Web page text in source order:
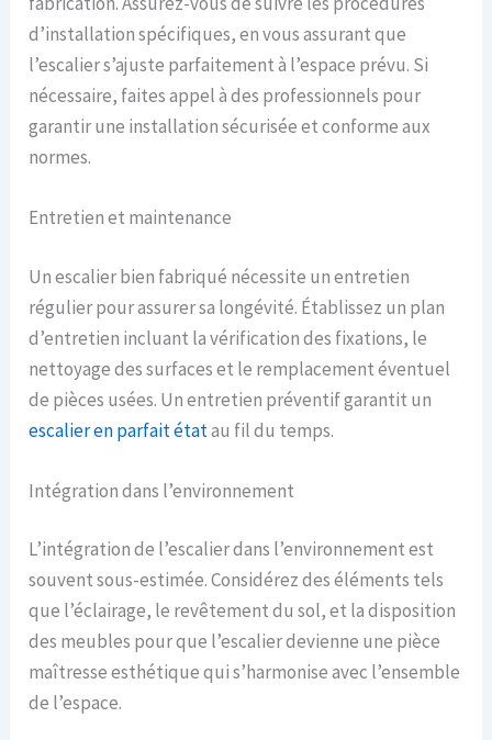
d’installation spécifiques, en vous assurant que
l’escalier s’ajuste parfaitement à l’espace prévu. Si
nécessaire, faites appel à des professionnels pour
garantir une installation sécurisée et conforme aux
normes.
Entretien et maintenance
Un escalier bien fabriqué nécessite un entretien
régulier pour assurer sa longévité. Établissez un plan
d’entretien incluant la vérification des fixations, le
nettoyage des surfaces et le remplacement éventuel
de pièces usées. Un entretien préventif garantit un
escalier en parfait étatau fil du temps.
Intégration dans l’environnement
L’intégration de l’escalier dans l’environnement est
souvent sous-estimée. Considérez des éléments tels
que l’éclairage, le revêtement du sol, et la disposition
des meubles pour que l’escalier devienne une pièce
maîtresse esthétique qui s’harmonise avec l’ensemble
de l’espace.